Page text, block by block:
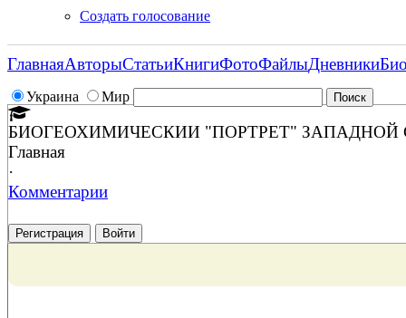
Создать голосование
Украина Мир
ГлавнаяАвторыСтатьиКнигиФотоФайлыДневники
БИОГЕОХИМИЧЕСКИИ "ПОРТРЕТ" ЗАПАДНОЙ
Главная
·
Комментарии
Регистрация Войти